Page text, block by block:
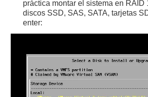
práctica montar el sistema en RAID
discos SSD, SAS, SATA, tarjetas
enter: